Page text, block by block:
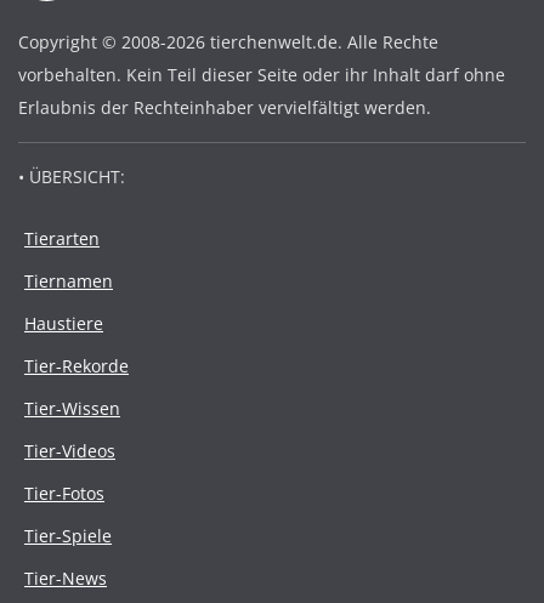
Copyright © 2008-2026 tierchenwelt.de. Alle Rechte
vorbehalten. Kein Teil dieser Seite oder ihr Inhalt darf ohne
Erlaubnis der Rechteinhaber vervielfältigt werden.
• ÜBERSICHT:
Tierarten
Tiernamen
Haustiere
Tier-Rekorde
Tier-Wissen
Tier-Videos
Tier-Fotos
Tier-Spiele
Tier-News